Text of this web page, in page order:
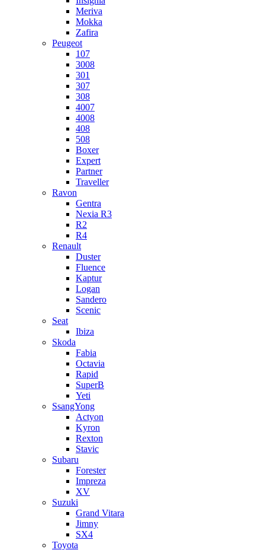
Meriva
Mokka
Zafira
Peugeot
107
3008
301
307
308
4007
4008
408
508
Boxer
Expert
Partner
Traveller
Ravon
Gentra
Nexia R3
R2
R4
Renault
Duster
Fluence
Kaptur
Logan
Sandero
Scenic
Seat
Ibiza
Skoda
Fabia
Octavia
Rapid
SuperB
Yeti
SsangYong
Actyon
Kyron
Rexton
Stavic
Subaru
Forester
Impreza
XV
Suzuki
Grand Vitara
Jimny
SX4
Toyota